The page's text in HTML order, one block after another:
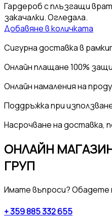
Гардероб с плъзгащи
закачалки. Огледала.
Добавяне в количката
Сигурна доставкав
Онлайн плащане100%
Онлайн намаленияна
Поддръжкапри
Насрочване надоставка,
ОНЛАЙН
ГРУП
Имате въпроси? Обадете
+ 359 885 332 655